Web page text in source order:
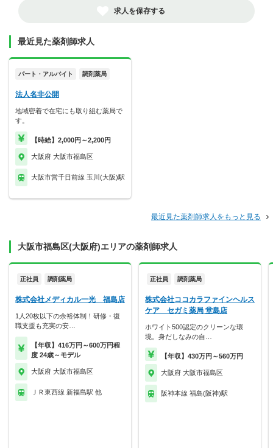
求人を保存する
最近見た薬剤師求人
パート・アルバイト 調剤薬局
法人名非公開
地域密着で在宅にも取り組む薬局で
す。
【時給】2,000円～2,200円
大阪府 大阪市福島区
大阪市営千日前線 玉川(大阪)駅
最近見た薬剤師求人をもっと見る
大阪市福島区(大阪府)エリアの薬剤師求人
正社員 調剤薬局
株式会社メディカル一光 福島店
1人20枚以下の余裕体制！研修・復
職支援も充実の安…
【年収】416万円～600万円程
度 24歳～モデル
大阪府 大阪市福島区
ＪＲ東西線 新福島駅 他
正社員 調剤薬局
株式会社ココカラファインヘルス
ケア セガミ薬局 堂島店
ホワイト500認定のクリーンな環
境。身だしなみの自…
【年収】430万円～560万円
大阪府 大阪市福島区
阪神本線 福島(阪神)駅